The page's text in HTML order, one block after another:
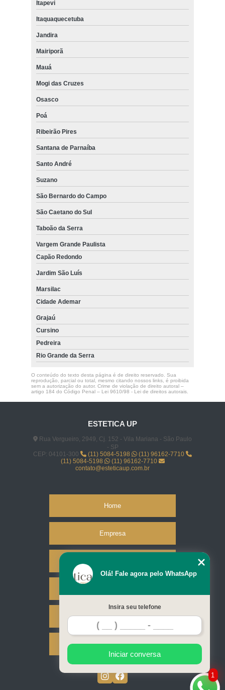
Itapevi
Itaquaquecetuba
Jandira
Mairiporã
Mauá
Mogi das Cruzes
Osasco
Poá
Ribeirão Pires
Santana de Parnaíba
Santo André
Suzano
São Bernardo do Campo
São Caetano do Sul
Taboão da Serra
Vargem Grande Paulista
Capão Redondo
Jardim São Luís
Marsilac
Cidade Ademar
Grajaú
Cursino
Pedreira
Rio Grande da Serra
O conteúdo do texto desta página é de direito reservado. Sua
reprodução, parcial ou total, mesmo citando nossos links, é proibida
sem a autorização do autor. Crime de violação de direito autoral –
artigo 184 do Código Penal – Lei 9610/98 - Lei de direitos autorais.
ESTETICA UP
Rua Vergueiro, 2949, Cj. 152 - Vila Mariana - São Paulo
- SP
CEP: 04101-300
(11) 5084-5198
(11) 96162-7710
(11) 5084-5198
(11) 96162-7710
contato@esteticaup.com.br
Home
Empresa
Contato
Mapa do site
1
Olá! Fale agora pelo WhatsApp
Insira seu telefone
Iniciar conversa